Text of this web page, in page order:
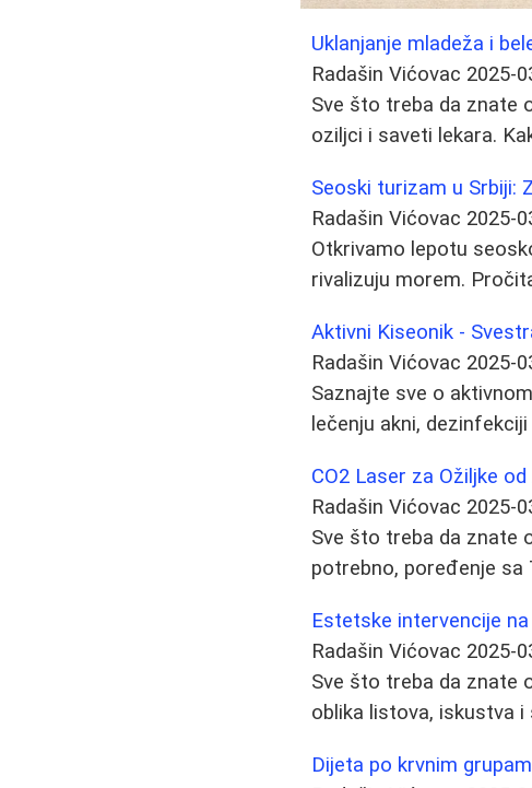
Uklanjanje mladeža i
Radašin Vićovac 2025-
Sve što treba da znate
oziljci i saveti lekara.
Seoski turizam u Srbiji:
Radašin Vićovac 2025-
Otkrivamo lepotu
rivalizuju morem.
Aktivni Kiseonik -
Radašin Vićovac 2025-
Saznajte sve o
lečenju akni,
CO2 Laser za Ožiljke
Radašin Vićovac 2025-
Sve što treba da znate
potrebno, poređenje sa
Estetske intervencije
Radašin Vićovac 2025-
Sve što treba da znate
oblika listova, iskustva i
Dijeta po krvnim